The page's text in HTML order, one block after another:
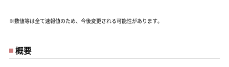
※数値等は全て速報値のため、今後変更される可能性があります。
概要